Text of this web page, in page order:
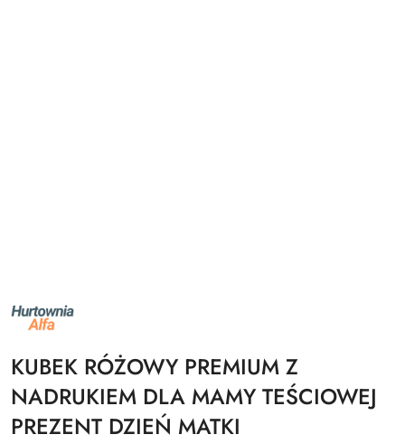
NAZWA
PRODUCENTA:
ALFA
KUBEK RÓŻOWY PREMIUM Z
NADRUKIEM DLA MAMY TEŚCIOWEJ
PREZENT DZIEŃ MATKI